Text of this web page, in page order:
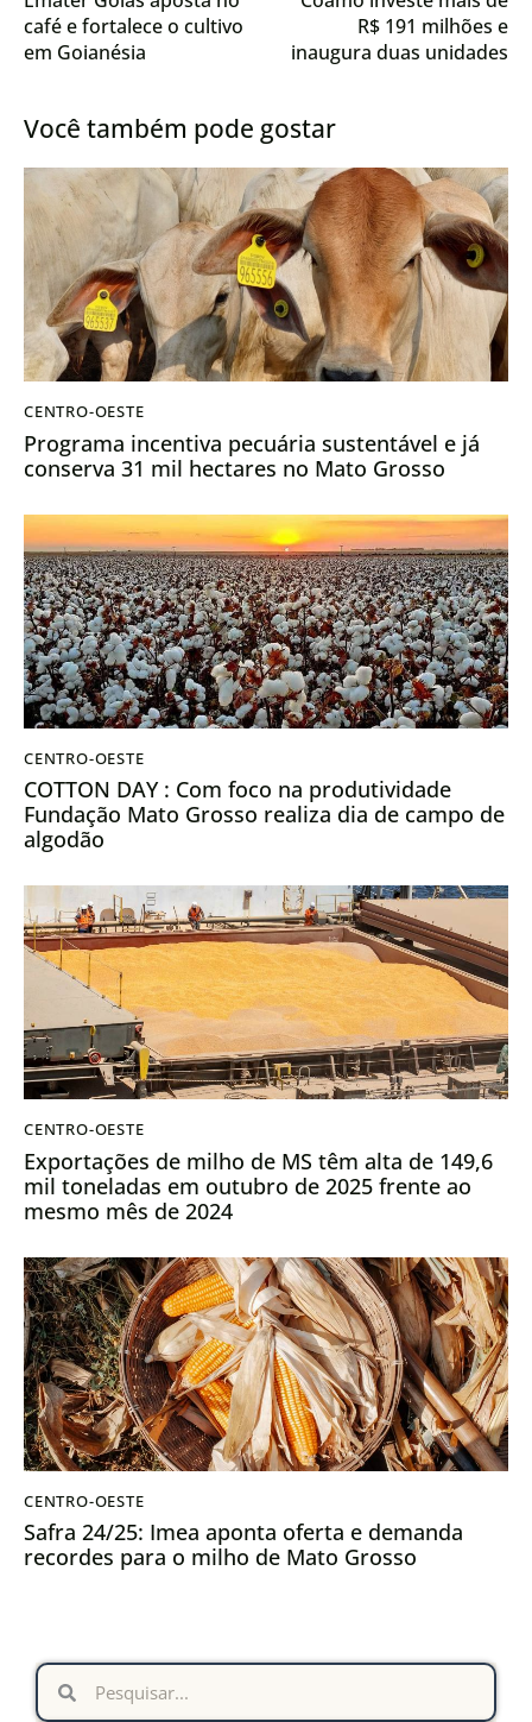
café e fortalece o cultivo
em Goianésia
R$ 191 milhões e
inaugura duas unidades
Você também pode gostar
CENTRO-OESTE
Programa incentiva pecuária sustentável e já
conserva 31 mil hectares no Mato Grosso
CENTRO-OESTE
COTTON DAY : Com foco na produtividade
Fundação Mato Grosso realiza dia de campo de
algodão
CENTRO-OESTE
Exportações de milho de MS têm alta de 149,6
mil toneladas em outubro de 2025 frente ao
mesmo mês de 2024
CENTRO-OESTE
Safra 24/25: Imea aponta oferta e demanda
recordes para o milho de Mato Grosso